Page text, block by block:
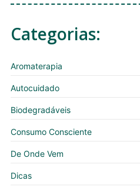
Categorias:
Aromaterapia
Autocuidado
Biodegradáveis
Consumo Consciente
De Onde Vem
Dicas